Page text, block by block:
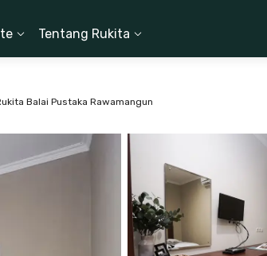
Tentang Rukita
Balai Pustaka Rawamangun